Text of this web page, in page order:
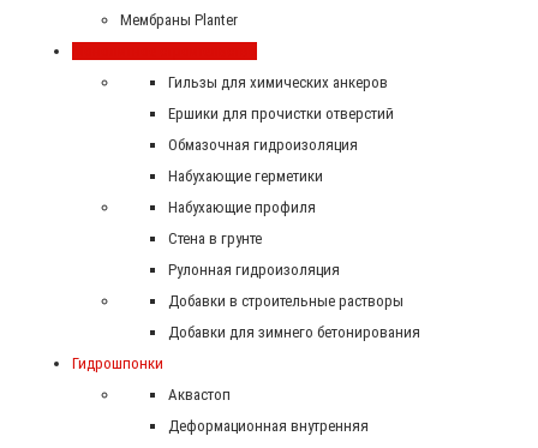
Мембраны Planter
Гильзы для химических анкеров
Ершики для прочистки отверстий
Обмазочная гидроизоляция
Набухающие герметики
Набухающие профиля
Стена в грунте
Рулонная гидроизоляция
Добавки в строительные растворы
Добавки для зимнего бетонирования
Гидрошпонки
Аквастоп
Деформационная внутренняя